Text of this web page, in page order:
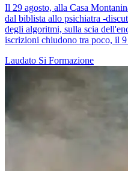
Il 29 agosto, alla Casa
dal biblista allo psichiatra -
degli algoritmi, sulla scia
iscrizioni chiudono tra poco, il 9
Laudato Si Formazione